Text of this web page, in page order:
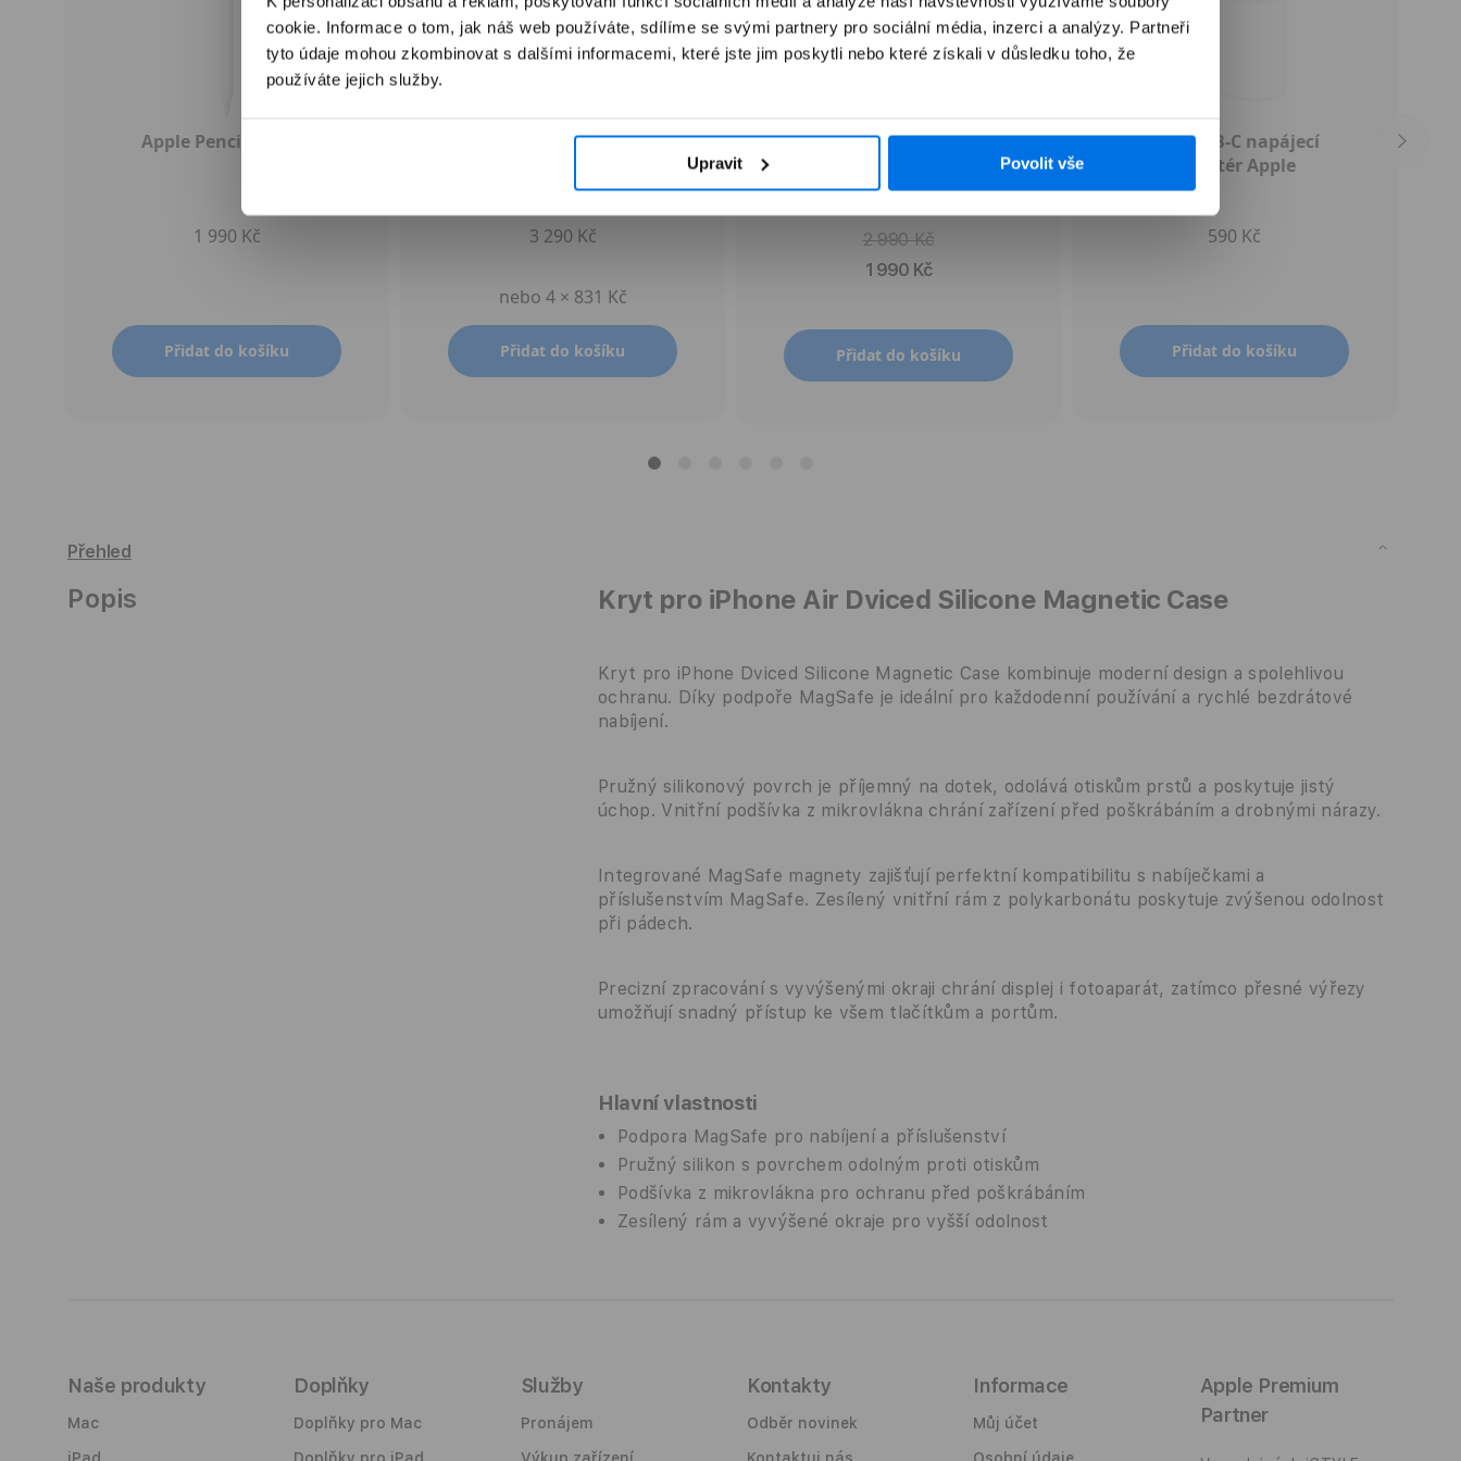
cookie. Informace o tom, jak náš web používáte, sdílíme se svými partnery pro sociální média, inzerci a analýzy. Partneři
tyto údaje mohou zkombinovat s dalšími informacemi, které jste jim poskytli nebo které získali v důsledku toho, že
používáte jejich služby.
Upravit Povolit vše
Apple Pencil (USB-C)
1 990 Kč
Přidat do košíku
Apple Pencil Pro
3 290 Kč
nebo 4 × 831 Kč
Přidat do košíku
Apple AirTag (1. generace) -
2 990 Kč
1 990 Kč
Přidat do košíku
20W USB‑C napájecí
adaptér Apple
590 Kč
Přidat do košíku
Přehled
Popis Kryt pro iPhone Air Dviced Silicone Magnetic Case
Kryt pro iPhone Dviced Silicone Magnetic Case kombinuje moderní design a spolehlivou
ochranu. Díky podpoře MagSafe je ideální pro každodenní používání a rychlé bezdrátové
nabíjení.
Pružný silikonový povrch je příjemný na dotek, odolává otiskům prstů a poskytuje jistý
úchop. Vnitřní podšívka z mikrovlákna chrání zařízení před poškrábáním a drobnými nárazy.
Integrované MagSafe magnety zajišťují perfektní kompatibilitu s nabíječkami a
příslušenstvím MagSafe. Zesílený vnitřní rám z polykarbonátu poskytuje zvýšenou odolnost
při pádech.
Precizní zpracování s vyvýšenými okraji chrání displej i fotoaparát, zatímco přesné výřezy
umožňují snadný přístup ke všem tlačítkům a portům.
Hlavní vlastnosti
Podpora MagSafe pro nabíjení a příslušenství
Pružný silikon s povrchem odolným proti otiskům
Podšívka z mikrovlákna pro ochranu před poškrábáním
Zesílený rám a vyvýšené okraje pro vyšší odolnost
Naše produkty
Mac
Doplňky
Doplňky pro Mac
Služby
Pronájem
Kontakty
Odběr novinek
Informace
Můj účet
Apple Premium
Partner